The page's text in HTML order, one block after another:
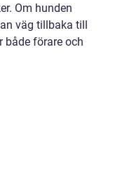
Om hunden
väg tillbaka till
både förare och